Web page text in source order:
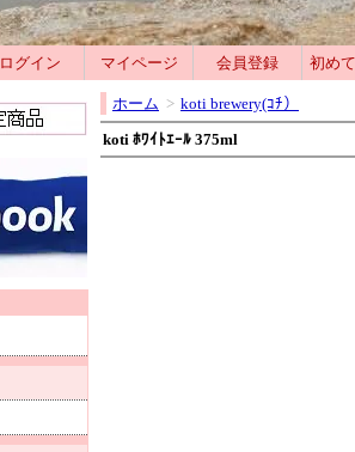
ログイン マイページ 会員登録 初め
ホーム > koti brewery(ｺﾁ）
koti ﾎﾜｲﾄｴｰﾙ 375ml